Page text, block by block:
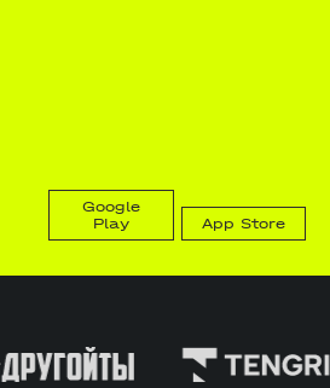
Google
Play
App Store